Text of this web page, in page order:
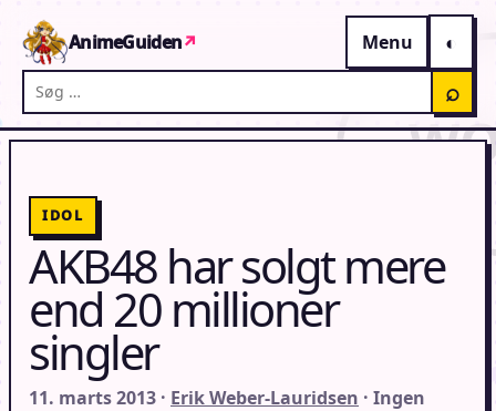
AnimeGuiden↗
Menu
Søg på AnimeGuiden
⌕
IDOL
AKB48 har solgt mere
end 20 millioner
singler
11. marts 2013 · Erik Weber-Lauridsen · Ingen